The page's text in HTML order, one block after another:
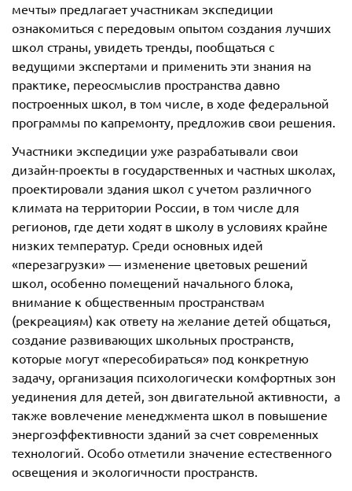
мечты» предлагает участникам экспедиции
ознакомиться с передовым опытом создания лучших
школ страны, увидеть тренды, пообщаться с
ведущими экспертами и применить эти знания на
практике, переосмыслив пространства давно
построенных школ, в том числе, в ходе федеральной
программы по капремонту, предложив свои решения.
Участники экспедиции уже разрабатывали свои
дизайн-проекты в государственных и частных школах,
проектировали здания школ с учетом различного
климата на территории России, в том числе для
регионов, где дети ходят в школу в условиях крайне
низких температур. Среди основных идей
«перезагрузки» — изменение цветовых решений
школ, особенно помещений начального блока,
внимание к общественным пространствам
(рекреациям) как ответу на желание детей общаться,
создание развивающих школьных пространств,
которые могут «пересобираться» под конкретную
задачу, организация психологически комфортных зон
уединения для детей, зон двигательной активности, а
также вовлечение менеджмента школ в повышение
энергоэффективности зданий за счет современных
технологий. Особо отметили значение естественного
освещения и экологичности пространств.